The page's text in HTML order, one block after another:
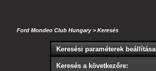
Ford Mondeo Club Hungary>Keresés
Keresési paraméterek beállítása
Keresés a következőre: